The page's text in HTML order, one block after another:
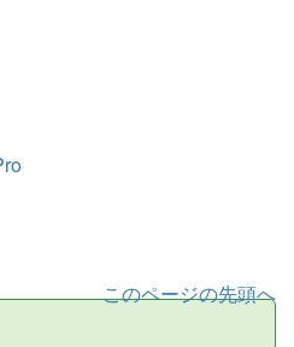
このページの先頭へ